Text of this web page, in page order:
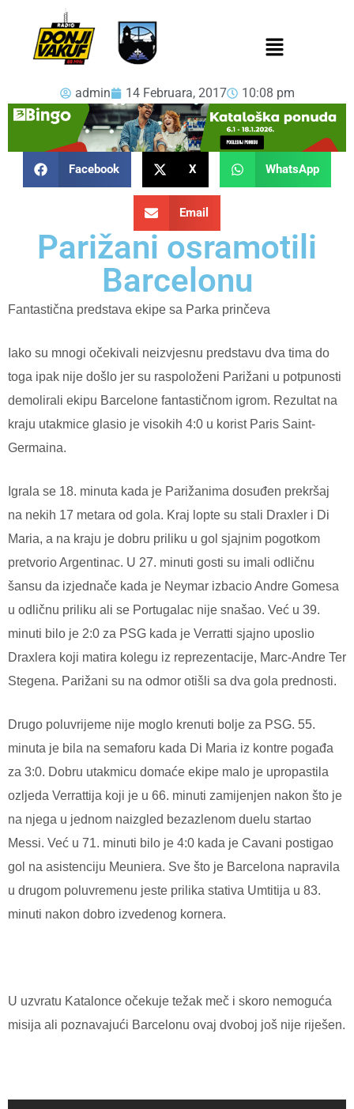
admin 14 Februara, 2017 10:08 pm
Facebook X WhatsApp
Email
Parižani osramotili
Barcelonu
Fantastična predstava ekipe sa Parka prinčeva
Iako su mnogi očekivali neizvjesnu predstavu dva tima do
toga ipak nije došlo jer su raspoloženi Parižani u potpunosti
demolirali ekipu Barcelone fantastičnom igrom. Rezultat na
kraju utakmice glasio je visokih 4:0 u korist Paris Saint-
Germaina.
Igrala se 18. minuta kada je Parižanima dosuđen prekršaj
na nekih 17 metara od gola. Kraj lopte su stali Draxler i Di
Maria, a na kraju je dobru priliku u gol sjajnim pogotkom
pretvorio Argentinac. U 27. minuti gosti su imali odličnu
šansu da izjednače kada je Neymar izbacio Andre Gomesa
u odličnu priliku ali se Portugalac nije snašao. Već u 39.
minuti bilo je 2:0 za PSG kada je Verratti sjajno uposlio
Draxlera koji matira kolegu iz reprezentacije, Marc-Andre Ter
Stegena. Parižani su na odmor otišli sa dva gola prednosti.
Drugo poluvrijeme nije moglo krenuti bolje za PSG. 55.
minuta je bila na semaforu kada Di Maria iz kontre pogađa
za 3:0. Dobru utakmicu domaće ekipe malo je upropastila
ozljeda Verrattija koji je u 66. minuti zamijenjen nakon što je
na njega u jednom naizgled bezazlenom duelu startao
Messi. Već u 71. minuti bilo je 4:0 kada je Cavani postigao
gol na asistenciju Meuniera. Sve što je Barcelona napravila
u drugom poluvremenu jeste prilika stativa Umtitija u 83.
minuti nakon dobro izvedenog kornera.
U uzvratu Katalonce očekuje težak meč i skoro nemoguća
misija ali poznavajući Barcelonu ovaj dvoboj još nije riješen.